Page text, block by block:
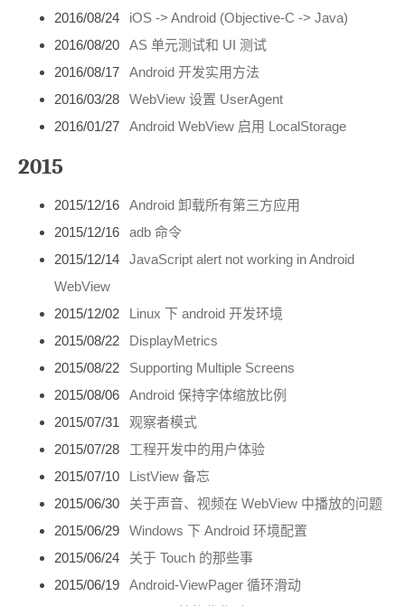
2016/08/24
iOS -> Android (Objective-C -> Java)
2016/08/20
AS 单元测试和 UI 测试
2016/08/17
Android 开发实用方法
2016/03/28
WebView 设置 UserAgent
2016/01/27
Android WebView 启用 LocalStorage
2015
2015/12/16
Android 卸载所有第三方应用
2015/12/16
adb 命令
2015/12/14
JavaScript alert not working in Android
WebView
2015/12/02
Linux 下 android 开发环境
2015/08/22
DisplayMetrics
2015/08/22
Supporting Multiple Screens
2015/08/06
Android 保持字体缩放比例
2015/07/31
观察者模式
2015/07/28
工程开发中的用户体验
2015/07/10
ListView 备忘
2015/06/30
关于声音、视频在 WebView 中播放的问题
2015/06/29
Windows 下 Android 环境配置
2015/06/24
关于 Touch 的那些事
2015/06/19
Android-ViewPager 循环滑动